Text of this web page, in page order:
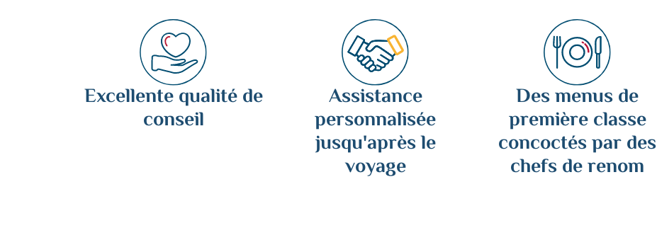
Excellente qualité de
conseil
Assistance
personnalisée
jusqu'après le
voyage
Des menus de
première classe
concoctés par des
chefs de renom